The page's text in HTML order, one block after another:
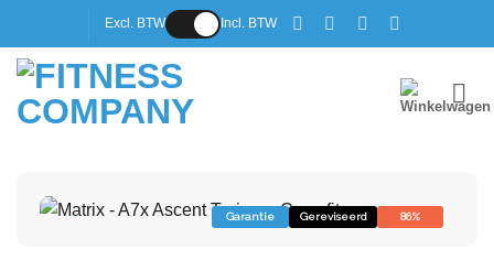
inhoud
Excl. BTW Incl. BTW
Garantie Gereviseerd 86%